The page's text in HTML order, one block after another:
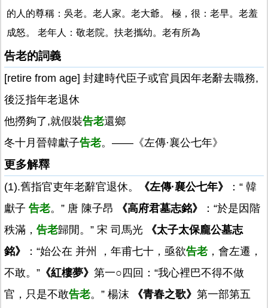
的人的尊稱：吳老。老人家。老大爺。 極，很：老早。老羞
成怒。 老年人：敬老院。扶老攜幼。老有所為
告老的詞義
[retire from age] 封建時代臣子或官員因年老辭去職務,
後泛指年老退休
他撈夠了,就假裝告老還鄉
冬十月晉韓獻子告老。——《左傳·襄公七年》
更多解釋
(1).舊指官吏年老辭官退休。 《左傳·襄公七年》
：“ 韓
獻子 告老。” 唐 陳子昂 《高府君墓志銘》
：“於是因階
秩滿， 告老歸閒。” 宋 司馬光
《太子太保龐公墓志
銘》
：“始公在 并州 ，年甫七十，亟欲告老 ，會左遷，
不敢。” 《紅樓夢》 第一○四回：“我心裡巴不得不做
官，只是不敢告老。” 楊沫 《青春之歌》 第一部第五